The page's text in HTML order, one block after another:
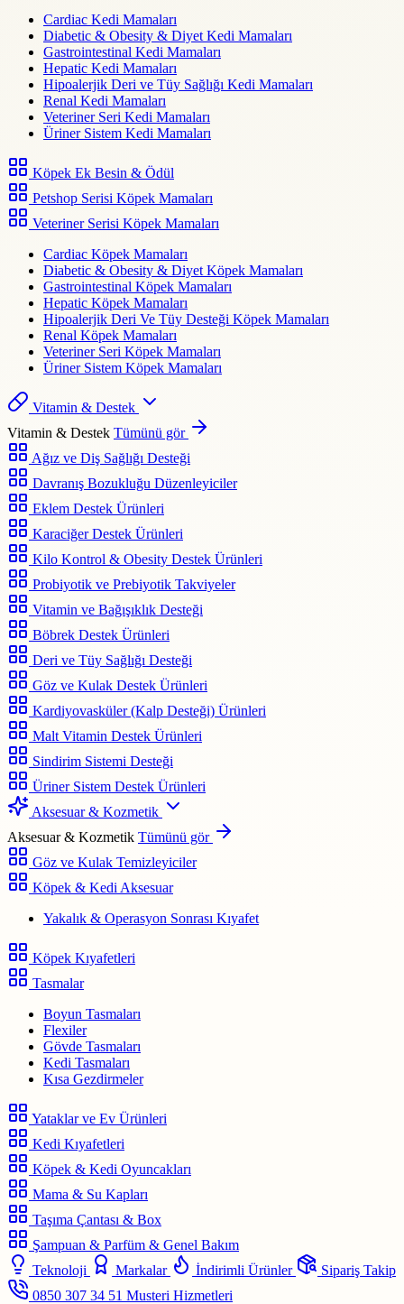
Cardiac Kedi Mamaları
Diabetic & Obesity & Diyet Kedi Mamaları
Gastrointestinal Kedi Mamaları
Hepatic Kedi Mamaları
Hipoalerjik Deri ve Tüy Sağlığı Kedi Mamaları
Renal Kedi Mamaları
Veteriner Seri Kedi Mamaları
Üriner Sistem Kedi Mamaları
Köpek Ek Besin & Ödül
Petshop Serisi Köpek Mamaları
Veteriner Serisi Köpek Mamaları
Cardiac Köpek Mamaları
Diabetic & Obesity & Diyet Köpek Mamaları
Gastrointestinal Köpek Mamaları
Hepatic Köpek Mamaları
Hipoalerjik Deri Ve Tüy Desteği Köpek Mamaları
Renal Köpek Mamaları
Veteriner Seri Köpek Mamaları
Üriner Sistem Köpek Mamaları
Vitamin & Destek
Vitamin & Destek Tümünü gör
Ağız ve Diş Sağlığı Desteği
Davranış Bozukluğu Düzenleyiciler
Eklem Destek Ürünleri
Karaciğer Destek Ürünleri
Kilo Kontrol & Obesity Destek Ürünleri
Probiyotik ve Prebiyotik Takviyeler
Vitamin ve Bağışıklık Desteği
Böbrek Destek Ürünleri
Deri ve Tüy Sağlığı Desteği
Göz ve Kulak Destek Ürünleri
Kardiyovasküler (Kalp Desteği) Ürünleri
Malt Vitamin Destek Ürünleri
Sindirim Sistemi Desteği
Üriner Sistem Destek Ürünleri
Aksesuar & Kozmetik
Aksesuar & Kozmetik Tümünü gör
Göz ve Kulak Temizleyiciler
Köpek & Kedi Aksesuar
Yakalık & Operasyon Sonrası Kıyafet
Köpek Kıyafetleri
Tasmalar
Boyun Tasmaları
Flexiler
Gövde Tasmaları
Kedi Tasmaları
Kısa Gezdirmeler
Yataklar ve Ev Ürünleri
Kedi Kıyafetleri
Köpek & Kedi Oyuncakları
Mama & Su Kapları
Taşıma Çantası & Box
Şampuan & Parfüm & Genel Bakım
Teknoloji
Markalar İndirimli Ürünler
Sipariş Takip
0850 307 34 51 Musteri Hizmetleri